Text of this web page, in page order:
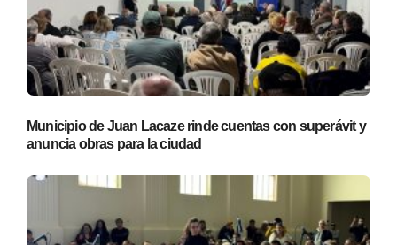
Municipio de Juan Lacaze rinde cuentas con superávit y
anuncia obras para la ciudad